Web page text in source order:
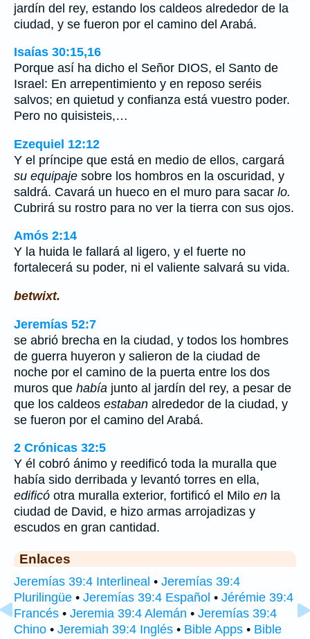
jardín del rey, estando los caldeos alrededor de la
ciudad, y se fueron por el camino del Arabá.
Isaías 30:15,16
Porque así ha dicho el Señor DIOS, el Santo de
Israel: En arrepentimiento y en reposo seréis
salvos; en quietud y confianza está vuestro poder.
Pero no quisisteis,…
Ezequiel 12:12
Y el príncipe que está en medio de ellos, cargará
su equipaje sobre los hombros en la oscuridad, y
saldrá. Cavará un hueco en el muro para sacar lo.
Cubrirá su rostro para no ver la tierra con sus ojos.
Amós 2:14
Y la huida le fallará al ligero, y el fuerte no
fortalecerá su poder, ni el valiente salvará su vida.
betwixt.
Jeremías 52:7
se abrió brecha en la ciudad, y todos los hombres
de guerra huyeron y salieron de la ciudad de
noche por el camino de la puerta entre los dos
muros que había junto al jardín del rey, a pesar de
que los caldeos estaban alrededor de la ciudad, y
se fueron por el camino del Arabá.
2 Crónicas 32:5
Y él cobró ánimo y reedificó toda la muralla que
había sido derribada y levantó torres en ella,
edificó otra muralla exterior, fortificó el Milo en la
ciudad de David, e hizo armas arrojadizas y
escudos en gran cantidad.
Enlaces
Jeremías 39:4 Interlineal • Jeremías 39:4
Plurilingüe • Jeremías 39:4 Español • Jérémie 39:4
Francés • Jeremia 39:4 Alemán • Jeremías 39:4
Chino • Jeremiah 39:4 Inglés • Bible Apps • Bible